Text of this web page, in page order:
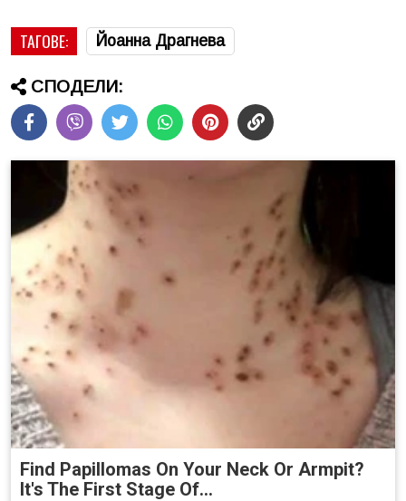
ТАГОВЕ: Йоанна Драгнева
СПОДЕЛИ:
Find Papillomas On Your Neck Or Armpit?
It's The First Stage Of...